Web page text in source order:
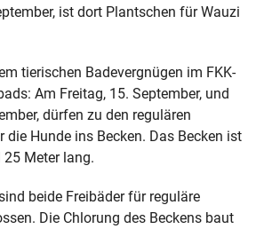
ist dort Plantschen für Wauzi
tierischen Badevergnügen im FKK-
Am Freitag, 15. September, und
dürfen zu den regulären
die Hunde ins Becken. Das Becken ist
Meter lang.
beide Freibäder für reguläre
Die Chlorung des Beckens baut